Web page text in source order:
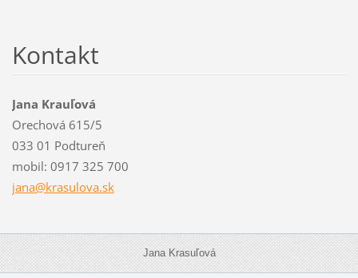
Kontakt
Jana Krauľová
Orechová 615/5
033 01 Podtureň
mobil: 0917 325 700
jana@krasulova.sk
Jana Krasuľová